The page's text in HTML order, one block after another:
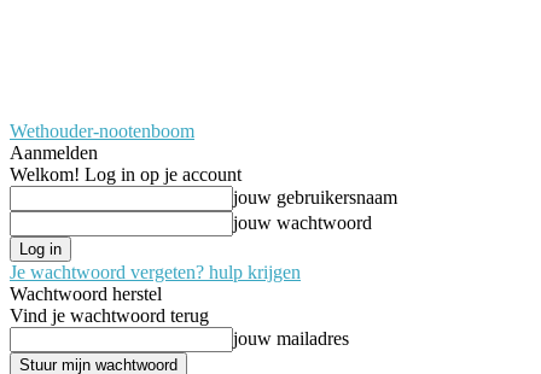
Wethouder-nootenboom
Aanmelden
Welkom! Log in op je account
jouw gebruikersnaam
jouw wachtwoord
Je wachtwoord vergeten? hulp krijgen
Wachtwoord herstel
Vind je wachtwoord terug
jouw mailadres